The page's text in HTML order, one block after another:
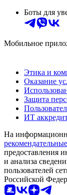
Боты для
Мобильное
Этика и
Оказание
Защита
ИТ
На
предоставления
и анализа
пользователей
Российской